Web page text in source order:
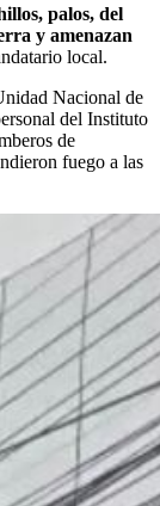
palos, del
y amenazan
local.
Nacional de
del Instituto
de
fuego a las